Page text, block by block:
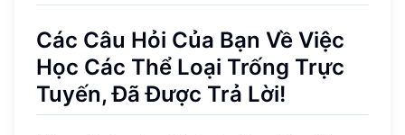
Các Câu Hỏi Của Bạn Về Việc
Học Các Thể Loại Trống Trực
Tuyến, Đã Được Trả Lời!